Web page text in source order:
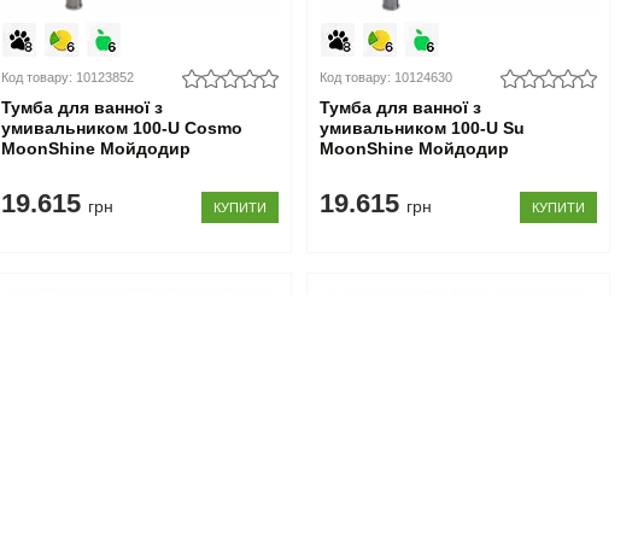
Код товару: 10123852
Тумба для ванної з
умивальником 100-U Cosmo
MoonShine Мойдодир
19.615 грн КУПИТИ
Код товару: 10124630
Тумба для ванної з
умивальником 100-U Su
MoonShine Мойдодир
19.615 грн КУПИТИ